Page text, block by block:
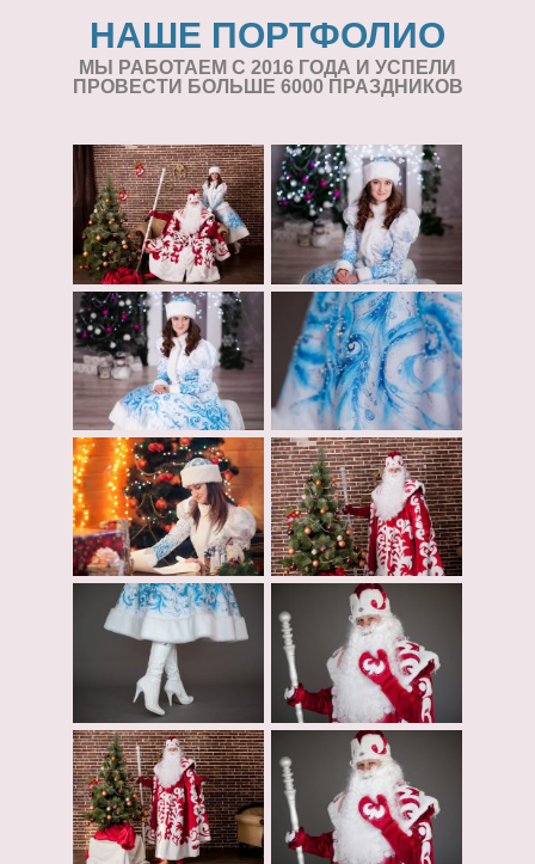
НАШЕ ПОРТФОЛИО
МЫ РАБОТАЕМ С 2016 ГОДА И УСПЕЛИ
ПРОВЕСТИ БОЛЬШЕ 6000 ПРАЗДНИКОВ